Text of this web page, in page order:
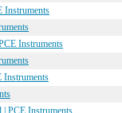
Instruments
Instruments
Instruments
| PCE Instruments